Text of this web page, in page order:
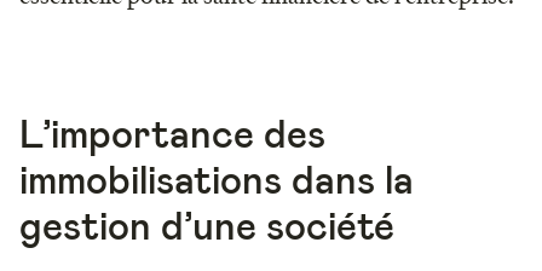
L’importance des
immobilisations dans la
gestion d’une société